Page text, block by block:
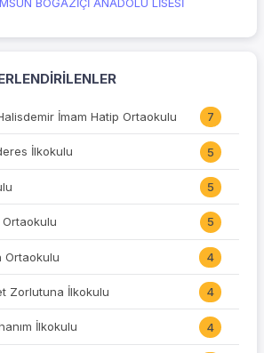
İmam Hatip Ortaokulu 7
İlkokulu 5
5
5
Ortaokulu 4
Zorlutuna İlkokulu 4
İlkokulu 4